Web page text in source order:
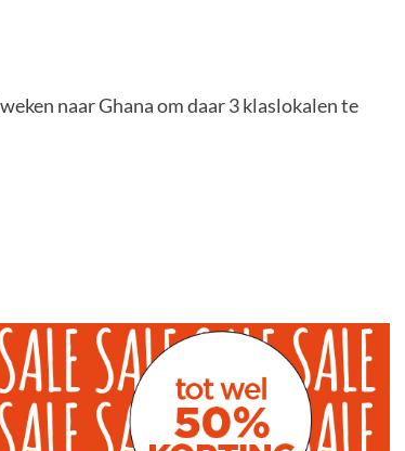
naar Ghana om daar 3 klaslokalen te